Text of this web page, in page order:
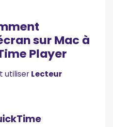
sur Mac à
Player
utiliser Lecteur